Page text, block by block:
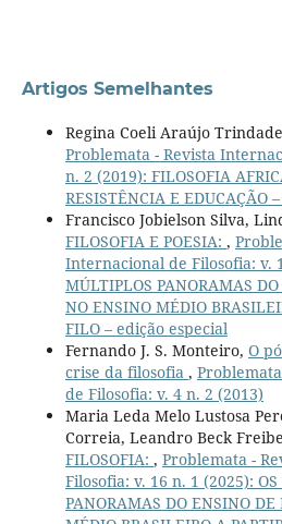
Artigos Semelhantes
Regina Coeli Araújo
Problemata - Revista
n. 2 (2019): FILOSOFIA
RESISTÊNCIA E EDUCAÇÃO
Francisco Jobielson Silva,
FILOSOFIA E POESIA: ,
Internacional de Filosofia: v.
MÚLTIPLOS PANORAMAS
NO ENSINO MÉDIO
FILO – edição especial
Fernando J. S. Monteiro, O
crise da filosofia ,
de Filosofia: v. 4 n. 2 (2013)
Maria Leda Melo Lustosa
Correia, Leandro Beck
FILOSOFIA: , Problemata -
Filosofia: v. 16 n. 1 (2025): OS
PANORAMAS DO ENSINO